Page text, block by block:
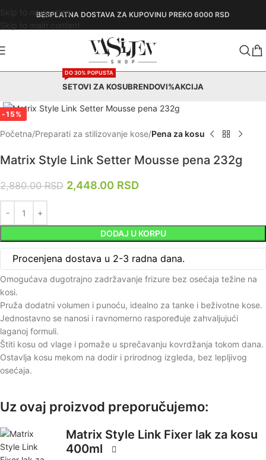
Skip to navigationBESPLATNA DOSTAVA ZA KUPOVINU PREKO 6000 RSD
SETOVI ZA KOSU
DO 30% POPUSTA
BRENDOVI%AKCIJA
-15%
Početna Preparati za stilizovanje kose Pena za kosu
Matrix Style Link Setter Mousse pena 232g
2,880.00RSD 2,448.00 RSD
Uz ovaj proizvod preporučujemo:
Matrix Style Link Fixer lak za kosu
400ml
DODAJ U KORPU
Procenjena dostava u 2-3 radna dana.
Omogućava dugotrajno zadržavanje frizure bez osećaja težine na
kosi.
Pruža dodatni volumen i punoću, idealno za tanke i beživotne kose.
Jednostavno se nanosi i ravnomerno raspoređuje zahvaljujući
laganoj formuli.
Štiti kosu od vlage i pomaže u sprečavanju kovrdžanja tokom dana.
Ostavlja kosu mekom na dodir i prirodnog izgleda, bez lepljivog
osećaja.